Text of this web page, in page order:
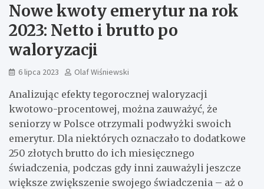
Nowe kwoty emerytur na rok
2023: Netto i brutto po
waloryzacji
6 lipca 2023 Olaf Wiśniewski
Analizując efekty tegorocznej waloryzacji
kwotowo-procentowej, można zauważyć, że
seniorzy w Polsce otrzymali podwyżki swoich
emerytur. Dla niektórych oznaczało to dodatkowe
250 złotych brutto do ich miesięcznego
świadczenia, podczas gdy inni zauważyli jeszcze
większe zwiększenie swojego świadczenia – aż o